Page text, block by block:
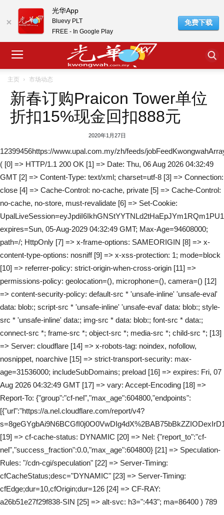
主页 市场动态
新春订购Praicon Tower单位
折扣15%现金回扣888元
2020年1月27日
12399456https://www.upal.com.my/zh/feeds/
( [0] => HTTP/1.1 200 OK [1] => Date: Thu, 06 Aug 2026 04:32:49
GMT [2] => Content-Type: text/xml; charset=utf-8 [3] => Connection:
close [4] => Cache-Control: no-cache, private [5] => Cache-Control:
no-cache, no-store, must-revalidate [6] => Set-Cookie:
expires=Sun, 05-Aug-2029 04:32:49 GMT; Max-Age=94608000;
path=/; HttpOnly [7] => x-frame-options: SAMEORIGIN [8] => x-
content-type-options: nosniff [9] => x-xss-protection: 1; mode=block
[10] => referrer-policy: strict-origin-when-cross-origin [11] =>
permissions-policy: geolocation=(), microphone=(), camera=() [12]
=> content-security-policy: default-src * 'unsafe-inline' 'unsafe-eval'
data: blob:; script-src * 'unsafe-inline' 'unsafe-eval' data: blob:; style-
src * 'unsafe-inline' data:; img-src * data: blob:; font-src * data:;
connect-src *; frame-src *; object-src *; media-src *; child-src *; [13]
=> Server: cloudflare [14] => x-robots-tag: noindex, nofollow,
nosnippet, noarchive [15] => strict-transport-security: max-
age=31536000; includeSubDomains; preload [16] => expires: Fri, 07
Aug 2026 04:32:49 GMT [17] => vary: Accept-Encoding [18] =>
Report-To: {"group":"cf-nel","max_age":604800,"endpoints":
[{"url":"https://a.nel.cloudflare.com/report/v4?
[19] => cf-cache-status: DYNAMIC [20] => Nel: {"report_to":"cf-
nel","success_fraction":0.0,"max_age":604800} [21] => Speculation-
Rules: "/cdn-cgi/speculation" [22] => Server-Timing:
cfCacheStatus;desc="DYNAMIC" [23] => Server-Timing:
cfEdge;dur=10,cfOrigin;dur=126 [24] => CF-RAY:
a26b51e27f29f838-SIN [25] => alt-svc: h3=":443"; ma=86400 ) 789
光华App
Bluevy PLT
FREE - In Google Play
免费下载